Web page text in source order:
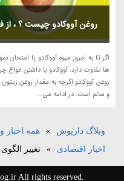
روغن آووکادو چیست ؟ ، از
اگر تا به امروز میوه آووکادو را امتحان
ها تفاوت دارد. آووکادو با داشتن
روغن آووکادو اگرچه به مقدار روغن
و سالم است. در ادامه می...
وبلاگ داریوش » همه اخبار
اخبار اقتصادی
» تغییر
All rights reserved.